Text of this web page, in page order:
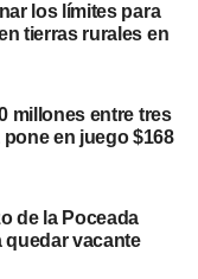
24 meses y tasa
está destinada a
online. A estas
presencial,
adheridos
motos, bicicletas,
los límites para
tierras rurales en
millones entre tres
en juego $168
de la Poceada
quedar vacante